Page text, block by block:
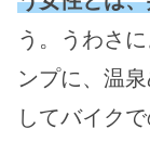
う。うわさ
ンプに、温
してバイク